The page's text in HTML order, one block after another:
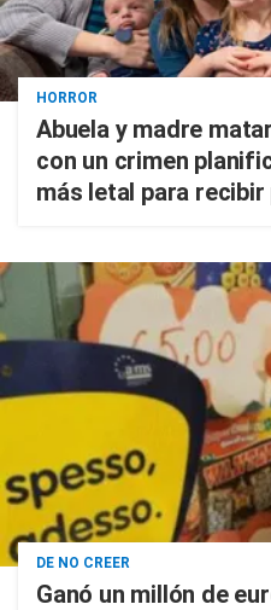
HORROR
Abuela y madre
con un crimen
más letal para recibir
DE NO CREER
Ganó un millón de